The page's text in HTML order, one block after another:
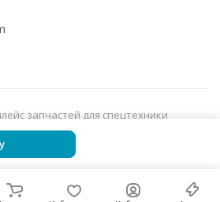
запчастей для спецтехники
Оферта